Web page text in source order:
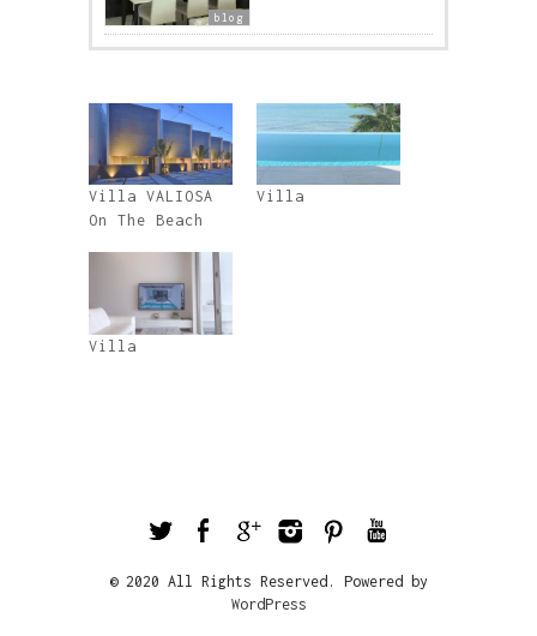
blog
Villa VALIOSA
On The Beach
Villa
Villa
© 2020 All Rights Reserved. Powered by
WordPress